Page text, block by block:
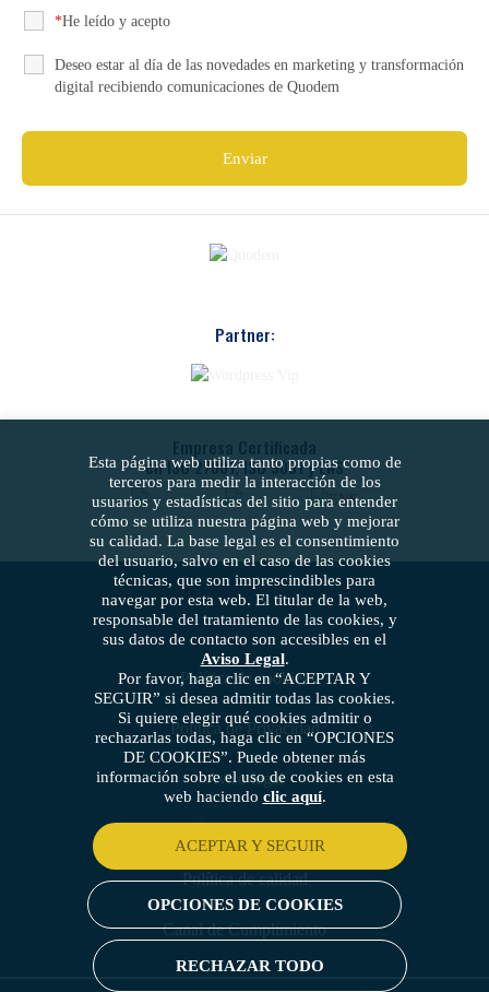
He leído y acepto
*
Deseo estar al día de las novedades en marketing y transformación
digital recibiendo comunicaciones de Quodem
Partner:
Empresa Certificada
en ISO 27001, ISO 9001 y ENS
Política de cookies
Política de Privacidad
Aviso legal
Política de seguridad
Política de calidad
Canal de Cumplimiento
Esta página web utiliza tanto propias como de
terceros para medir la interacción de los
usuarios y estadísticas del sitio para entender
cómo se utiliza nuestra página web y mejorar
su calidad. La base legal es el consentimiento
del usuario, salvo en el caso de las cookies
técnicas, que son imprescindibles para
navegar por esta web. El titular de la web,
responsable del tratamiento de las cookies, y
sus datos de contacto son accesibles en el
Aviso Legal.
Por favor, haga clic en “ACEPTAR Y
SEGUIR” si desea admitir todas las cookies.
Si quiere elegir qué cookies admitir o
rechazarlas todas, haga clic en “OPCIONES
DE COOKIES”. Puede obtener más
información sobre el uso de cookies en esta
web haciendo clic aquí.
ACEPTAR Y SEGUIR
OPCIONES DE COOKIES
RECHAZAR TODO